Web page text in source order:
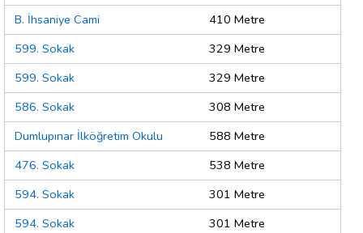
B. İhsaniye Cami
410 Metre
599. Sokak
329 Metre
599. Sokak
329 Metre
586. Sokak
308 Metre
Dumlupınar İlköğretim Okulu
588 Metre
476. Sokak
538 Metre
594. Sokak
301 Metre
594. Sokak
301 Metre